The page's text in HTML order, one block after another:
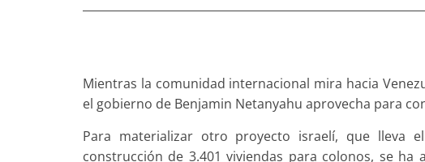
Mientras la comunidad internacional mira hacia
el gobierno de Benjamin Netanyahu aprovecha para
Para materializar otro proyecto israelí, que
construcción de 3.401 viviendas para colonos, se